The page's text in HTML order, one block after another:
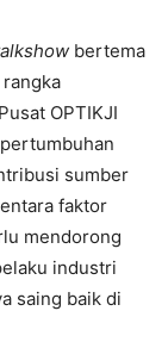
bertema
OPTIKJI
sumber
faktor
mendorong
industri
saing baik di